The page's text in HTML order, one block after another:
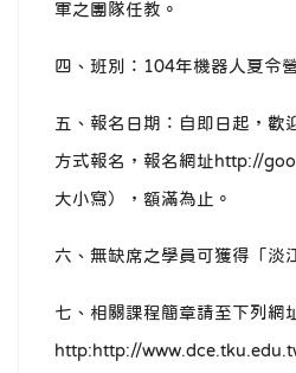
軍之團隊任教。
四、班別：104年機器人夏令
五、報名日期：自即日起，歡
方式報名，報名網址http://
大小寫），額滿為止。
六、無缺席之學員可獲得「淡
七、相關課程簡章請至下列網
http:http://